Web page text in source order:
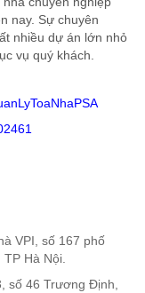
nay. Sự chuyên
nhiều dự án lớn nhỏ
vụ quý khách.
VPI, số 167 phố
Hà Nội.
số 46 Trương Định,